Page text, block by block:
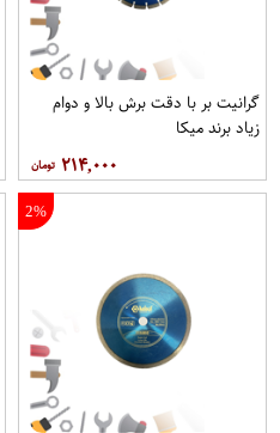
گرانیت بر با دقت برش بالا و دوام
زیاد برند میکا
۲۱۴,۰۰۰
2%